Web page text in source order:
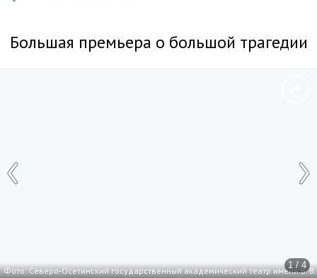
Большая премьера о большой трагедии
1 / 4
Фото: Северо-Осетинский государственный академический театр имени В.